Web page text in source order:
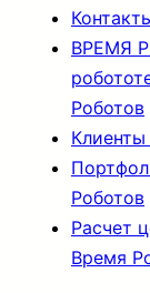
ВРЕМЯ
Роботов
Роботов
Расчет
Время